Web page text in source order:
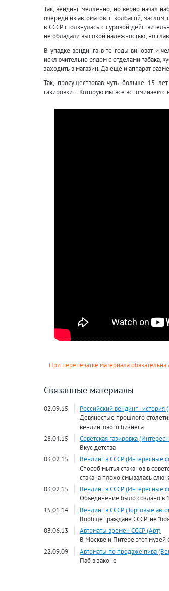
Так, вендинг медленно, но верно начал
очереди из автоматов: с колбасой, маслом,
в СССР столкнулась с суровой
не обладали высокой надежностью; но
В упадке вендинга в те годы виноват и
исключительно рядом с отделами табака,
заходить в магазин. Да еще и аппарат
Так, просуществовав чуть больше 15 лет
газировки... Которую мы все вспоминаем с
При перепечатке материала
Связанные материалы
02.09.15
Российский вендинг - история
Девяностые прошлого
вендингового бизнеса
28.04.15
Советская газировка
Вкус детства
03.02.15
Вендинг в СССР (Интересные
Способ мытья стаканов в
стакана плохо смывалась
03.02.15
Вендинг в СССР (Интересные
Объединение было создано в
15.01.14
Вендинг в СССР (Торговые
Вообще граждане СССР, не
03.06.13
Автоматы времен СССР (Арт)
В Москве и Питере этот
22.09.09
Автоматы по продаже пива
Паб в законе